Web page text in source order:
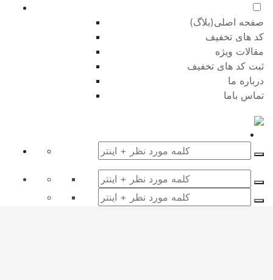
صفحه اصلی(بلاگ)
کد های تخفیف
مقالات ویژه
ثبت کد های تخفیف
درباره ما
تماس باما